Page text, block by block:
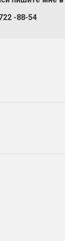
-88-54